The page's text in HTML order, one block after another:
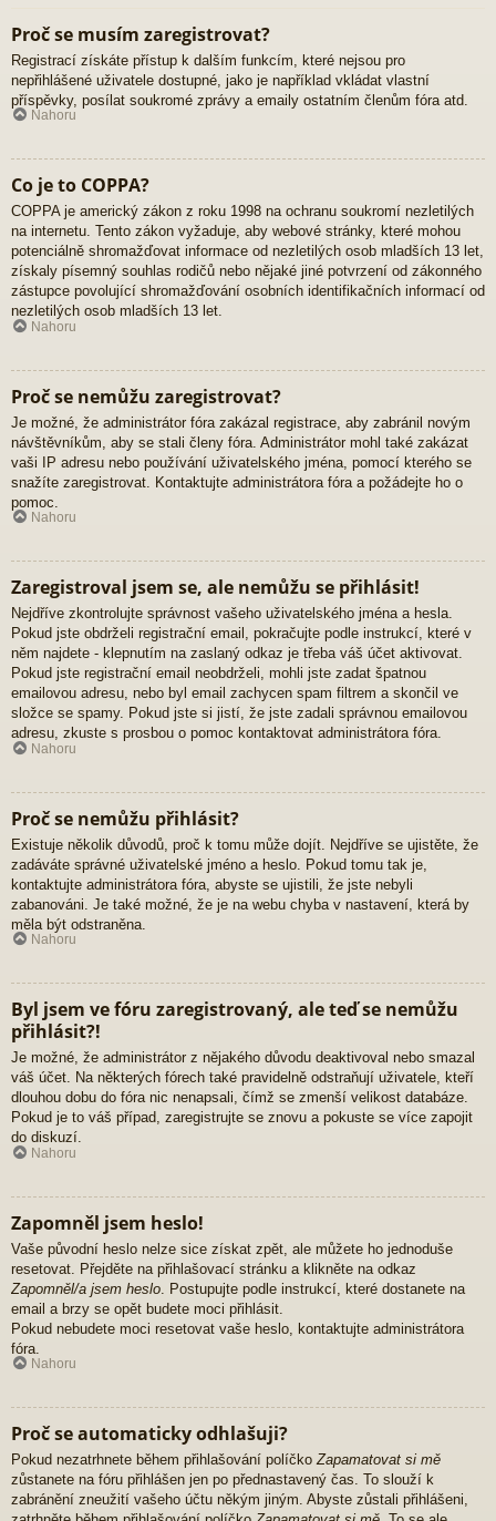
Proč se musím zaregistrovat?
Registrací získáte přístup k dalším funkcím, které nejsou pro
nepřihlášené uživatele dostupné, jako je například vkládat vlastní
příspěvky, posílat soukromé zprávy a emaily ostatním členům fóra atd.
Nahoru
Co je to COPPA?
COPPA je americký zákon z roku 1998 na ochranu soukromí nezletilých
na internetu. Tento zákon vyžaduje, aby webové stránky, které mohou
potenciálně shromažďovat informace od nezletilých osob mladších 13 let,
získaly písemný souhlas rodičů nebo nějaké jiné potvrzení od zákonného
zástupce povolující shromažďování osobních identifikačních informací od
nezletilých osob mladších 13 let.
Nahoru
Proč se nemůžu zaregistrovat?
Je možné, že administrátor fóra zakázal registrace, aby zabránil novým
návštěvníkům, aby se stali členy fóra. Administrátor mohl také zakázat
vaši IP adresu nebo používání uživatelského jména, pomocí kterého se
snažíte zaregistrovat. Kontaktujte administrátora fóra a požádejte ho o
pomoc.
Nahoru
Zaregistroval jsem se, ale nemůžu se přihlásit!
Nejdříve zkontrolujte správnost vašeho uživatelského jména a hesla.
Pokud jste obdrželi registrační email, pokračujte podle instrukcí, které v
něm najdete - klepnutím na zaslaný odkaz je třeba váš účet aktivovat.
Pokud jste registrační email neobdrželi, mohli jste zadat špatnou
emailovou adresu, nebo byl email zachycen spam filtrem a skončil ve
složce se spamy. Pokud jste si jistí, že jste zadali správnou emailovou
adresu, zkuste s prosbou o pomoc kontaktovat administrátora fóra.
Nahoru
Proč se nemůžu přihlásit?
Existuje několik důvodů, proč k tomu může dojít. Nejdříve se ujistěte, že
zadáváte správné uživatelské jméno a heslo. Pokud tomu tak je,
kontaktujte administrátora fóra, abyste se ujistili, že jste nebyli
zabanováni. Je také možné, že je na webu chyba v nastavení, která by
měla být odstraněna.
Nahoru
Byl jsem ve fóru zaregistrovaný, ale teď se nemůžu
přihlásit?!
Je možné, že administrátor z nějakého důvodu deaktivoval nebo smazal
váš účet. Na některých fórech také pravidelně odstraňují uživatele, kteří
dlouhou dobu do fóra nic nenapsali, čímž se zmenší velikost databáze.
Pokud je to váš případ, zaregistrujte se znovu a pokuste se více zapojit
do diskuzí.
Nahoru
Zapomněl jsem heslo!
Vaše původní heslo nelze sice získat zpět, ale můžete ho jednoduše
resetovat. Přejděte na přihlašovací stránku a klikněte na odkaz
Zapomněl/a jsem heslo . Postupujte podle instrukcí, které dostanete na
email a brzy se opět budete moci přihlásit.
Pokud nebudete moci resetovat vaše heslo, kontaktujte administrátora
fóra.
Nahoru
Proč se automaticky odhlašuji?
Pokud nezatrhnete během přihlašování políčkoZapamatovat si mě
zůstanete na fóru přihlášen jen po přednastavený čas. To slouží k
zabránění zneužití vašeho účtu někým jiným. Abyste zůstali přihlášeni,